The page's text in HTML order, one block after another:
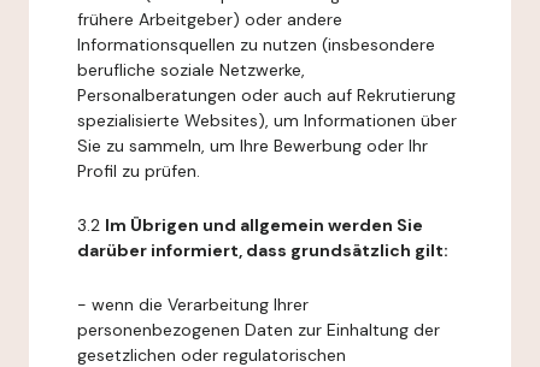
frühere Arbeitgeber) oder andere
Informationsquellen zu nutzen (insbesondere
berufliche soziale Netzwerke,
Personalberatungen oder auch auf Rekrutierung
spezialisierte Websites), um Informationen über
Sie zu sammeln, um Ihre Bewerbung oder Ihr
Profil zu prüfen.
3.2 Im Übrigen und allgemein werden Sie
darüber informiert, dass grundsätzlich gilt:
- wenn die Verarbeitung Ihrer
personenbezogenen Daten zur Einhaltung der
gesetzlichen oder regulatorischen